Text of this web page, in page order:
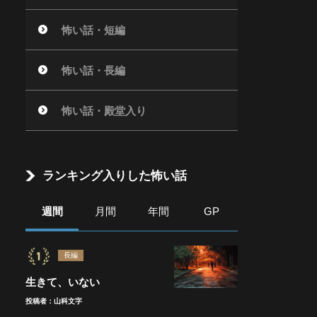
怖い話・短編
怖い話・長編
怖い話・殿堂入り
ランキング入りした怖い話
週間 月間 年間 GP
長編
生きて、いない
投稿者：山科文字